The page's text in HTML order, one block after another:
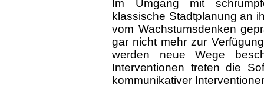
Im Umgang mit
klassische Stadtplanung an
vom Wachstumsdenken
gar nicht mehr zur
werden neue Wege
Interventionen treten die
kommunikativer